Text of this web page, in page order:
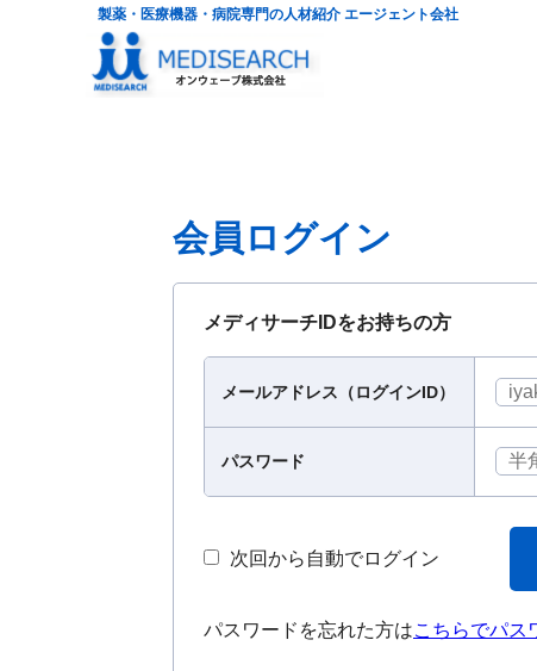
製薬・医療機器・病院専門の人材紹介 エージェント会社
会員ログイン
メディサーチIDをお持ちの方
メールアドレス（ログインID）
パスワード
次回から自動でログイン
パスワードを忘れた方はこちらでパス